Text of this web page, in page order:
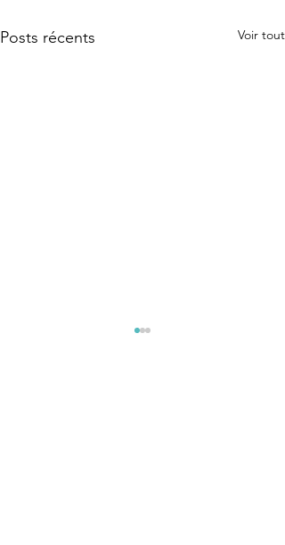
Posts récents Voir tout